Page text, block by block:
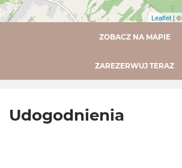
Leaflet | ©
ZOBACZ NA MAPIE
ZAREZERWUJ TERAZ
Udogodnienia